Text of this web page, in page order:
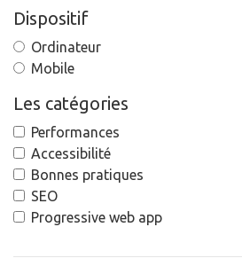
Dispositif
Ordinateur
Mobile
Les catégories
Performances
Accessibilité
Bonnes pratiques
SEO
Progressive web app